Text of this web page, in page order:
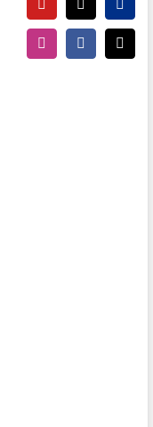
YouTubeTiktokPayPal
InstagramFacebook
E-
Mail